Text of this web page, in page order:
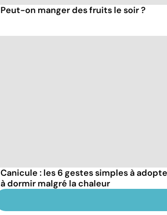
Peut-on manger des fruits le soir ?
Canicule : les 6 gestes simples à
à dormir malgré la chaleur